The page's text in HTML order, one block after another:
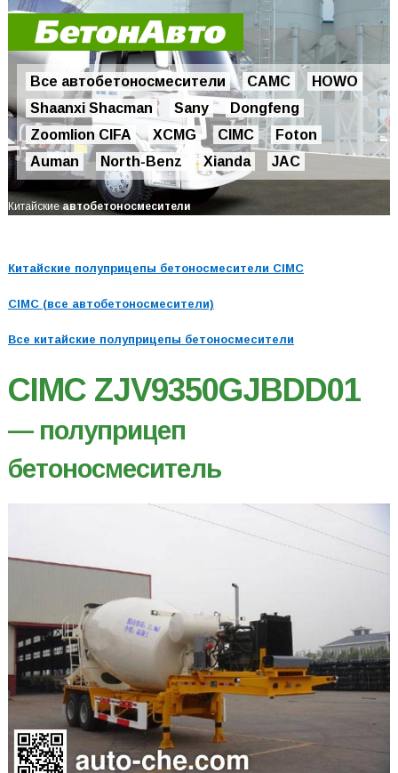
Все автобетоносмесители CAMC
HOWO
Shaanxi Shacman
Sany
Dongfeng
Zoomlion CIFA
XCMG CIMC
Foton
Auman
North-Benz Xianda JAC
Китайскиеавтобетоносмесители
Китайские полуприцепы бетоносмесители CIMC
CIMC (все автобетоносмесители)
Все китайские полуприцепы бетоносмесители
CIMC ZJV9350GJBDD01
— полуприцеп
бетоносмеситель